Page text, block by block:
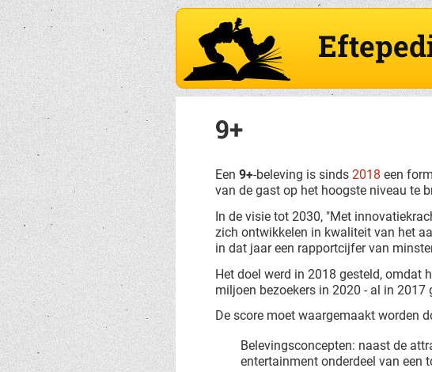
9+
Een 9+-beleving is sinds 2018 een
van de gast op het hoogste niveau te
In de visie tot 2030, "Met
zich ontwikkelen in kwaliteit van het
in dat jaar een rapportcijfer van
Het doel werd in 2018 gesteld, omdat
miljoen bezoekers in 2020 - al in 2017
De score moet waargemaakt worden
Belevingsconcepten: naast de
entertainment onderdeel van een